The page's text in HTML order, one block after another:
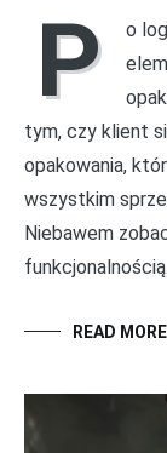
P
o
tym, czy klient
opakowania,
wszystkim
Niebawem
funkcjonalnością.
READ MORE